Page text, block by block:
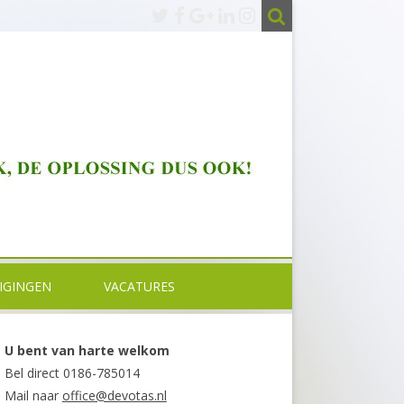
VACATURES
VERVULD
U bent van harte welkom
Bel direct 0186-785014
Mail naar office@devotas.nl